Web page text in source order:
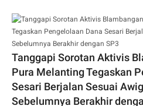
Tanggapi Sorotan Aktivis
Pura Melanting Tegaskan
Sesari Berjalan Sesuai
Sebelumnya Berakhir